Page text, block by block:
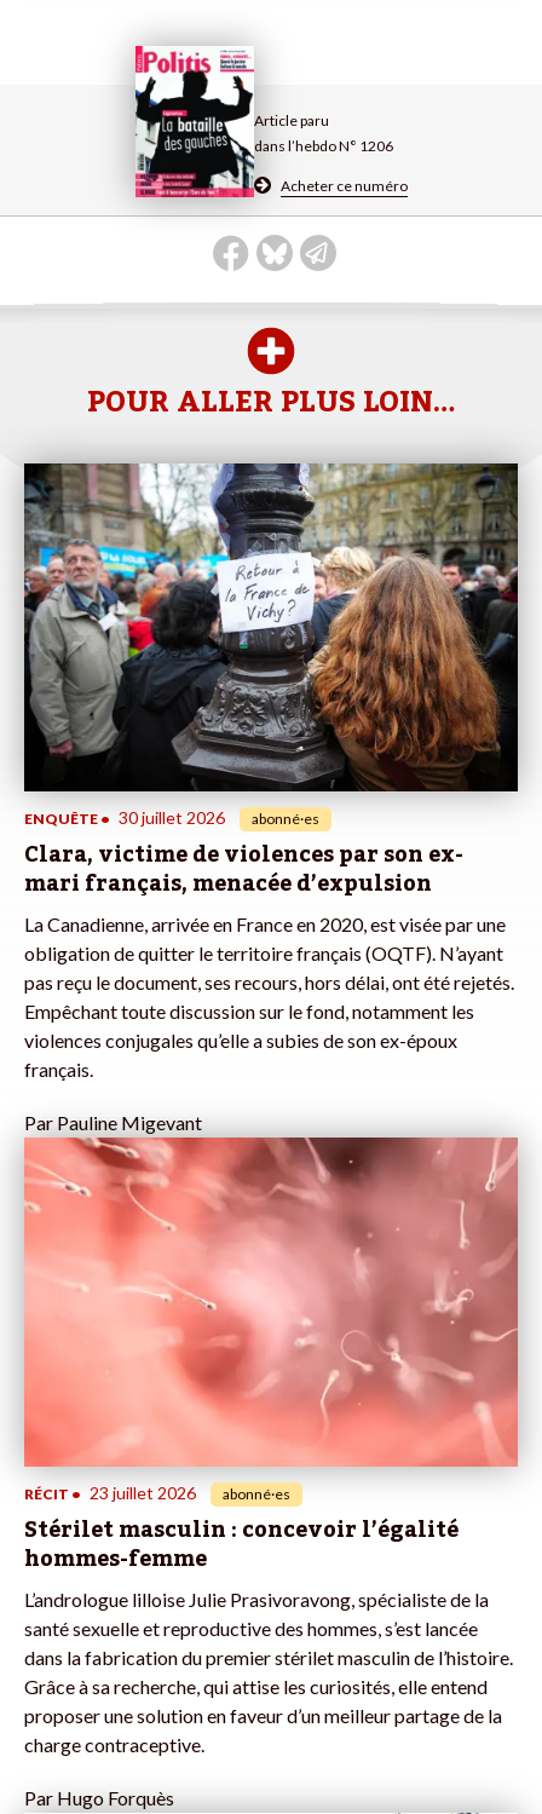
Article paru
dans l’hebdo N° 1206
Acheter ce numéro
POUR ALLER PLUS LOIN…
ENQUÊTE • 30 juillet 2026 abonné·es
Clara, victime de violences par son ex-
mari français, menacée d’expulsion
La Canadienne, arrivée en France en 2020, est visée par une
obligation de quitter le territoire français (OQTF). N’ayant
pas reçu le document, ses recours, hors délai, ont été rejetés.
Empêchant toute discussion sur le fond, notamment les
violences conjugales qu’elle a subies de son ex-époux
français.
Par Pauline Migevant
RÉCIT • 23 juillet 2026 abonné·es
Stérilet masculin : concevoir l’égalité
hommes-femme
L’andrologue lilloise Julie Prasivoravong, spécialiste de la
santé sexuelle et reproductive des hommes, s’est lancée
dans la fabrication du premier stérilet masculin de l’histoire.
Grâce à sa recherche, qui attise les curiosités, elle entend
proposer une solution en faveur d’un meilleur partage de la
charge contraceptive.
Par Hugo Forquès